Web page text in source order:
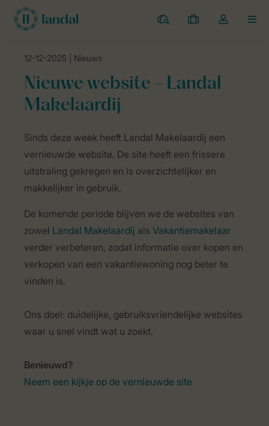
Campings
Mijn
Open
mijn
account
Landal Camping
12-12-2025 | Nieuws
Nieuwe website - Landal
Makelaardij
Sinds deze week heeft Landal Makelaardij een
vernieuwde website. De site heeft een frissere
uitstraling gekregen en is overzichtelijker en
makkelijker in gebruik.
De komende periode blijven we de websites van
zowel Landal Makelaardij als Vakantiemakelaar
verder verbeteren, zodat informatie over kopen en
verkopen van een vakantiewoning nog beter te
vinden is.
Ons doel: duidelijke, gebruiksvriendelijke websites
waar u snel vindt wat u zoekt.
Benieuwd?
Neem een kijkje op de vernieuwde site